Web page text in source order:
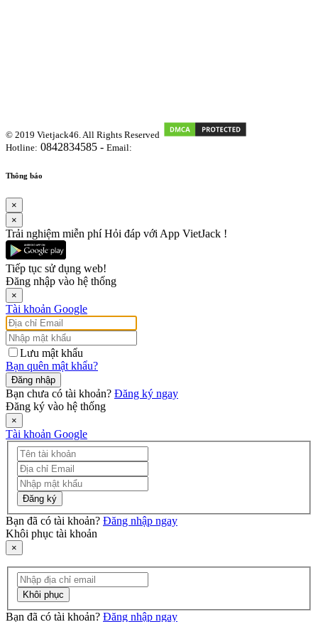
© 2019 Vietjack46. All Rights Reserved
Hotline: 0842834585 - Email:
Thông báo
×
×
Trải nghiệm miễn phí Hỏi đáp với App VietJack !
Tiếp tục sử dụng web!
Đăng nhập vào hệ thống
×
Tài khoản Google
Lưu mật khẩu
Bạn quên mật khẩu?
Đăng nhập
Bạn chưa có tài khoản? Đăng ký ngay
Đăng ký vào hệ thống
×
Tài khoản Google
Đăng ký
Bạn đã có tài khoản? Đăng nhập ngay
Khôi phục tài khoản
×
Khôi phục
Bạn đã có tài khoản? Đăng nhập ngay